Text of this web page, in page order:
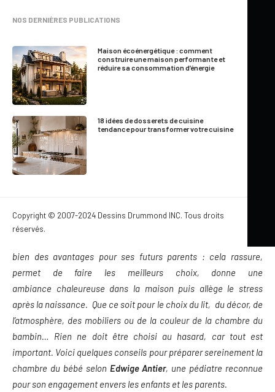
NOS DERNIÈRES PUBLICATIONS
Maison écoénergétique : comment
construire une maison performante et
réduire sa consommation d’énergie
18 idées de dosserets de cuisine
tendance pour transformer votre cuisine
Copyright © 2007-2024 Dessins Drummond INC. Tous droits
réservés.
5 Minutes | Mis à jour le 12 février 2015
bien des avantages pour ses futurs parents : cela rassure,
permet de faire les meilleurs choix, donne une
ambiance chaleureuse dans la maison puis allège le stress
après la naissance. Que ce soit pour le choix du lit, du décor, de
l’atmosphère, des mobiliers ou de la couleur de la chambre du
bambin… Rien ne doit être choisi au hasard, car tout est
important. Voici quelques conseils pour préparer sereinement la
chambre du bébé selon Edwige Antier, une pédiatre reconnue
pour son engagement envers les enfants et les parents.